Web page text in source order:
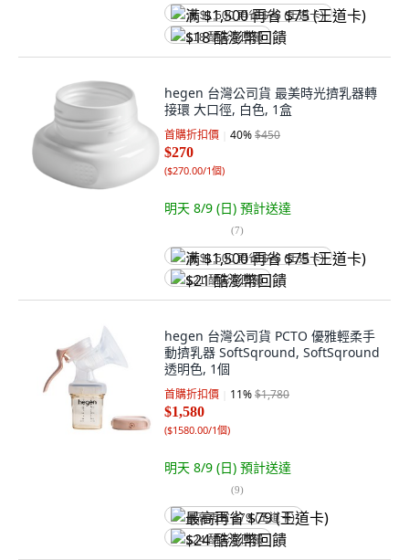
满 $1,500 再省 $75 (王道卡)
$18 酷澎幣回饋
hegen 台灣公司貨 最美時光擠乳器轉
接環 大口徑, 白色, 1盒
首購折扣價 40%$450
$270
($270.00/1個)
明天 8/9 (日) 預計送達
(7)
满 $1,500 再省 $75 (王道卡)
$21 酷澎幣回饋
hegen 台灣公司貨 PCTO 優雅輕柔手
動擠乳器 SoftSqround, SoftSqround
透明色, 1個
首購折扣價 11%$1,780
$1,580
($1580.00/1個)
明天 8/9 (日) 預計送達
(9)
最高再省 $79 (王道卡)
$24 酷澎幣回饋